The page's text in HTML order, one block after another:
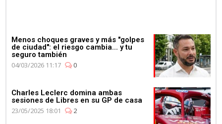
Menos choques graves y más "golpes
de ciudad": el riesgo cambia... y tu
seguro también
04/03/2026 11:17
0
Charles Leclerc domina ambas
sesiones de Libres en su GP de casa
23/05/2025 18:01
2